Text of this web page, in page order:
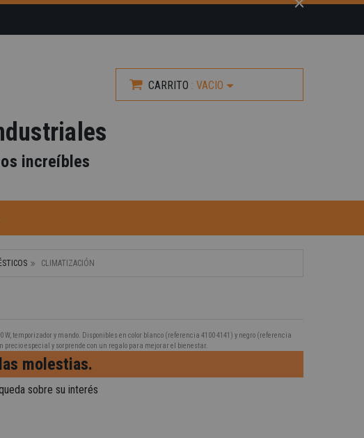
CARRITO : VACIO
increíbles
CLIMATIZACIÓN
temporizador y mando. Disponibles en color blanco (referencia 4100 4141) y negro (referencia
especial y sorprende con un regalo para mejorar el bienestar.
molestias.
sobre su interés